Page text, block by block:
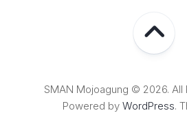
SMAN Mojoagung © 2026. All
Powered by WordPress.